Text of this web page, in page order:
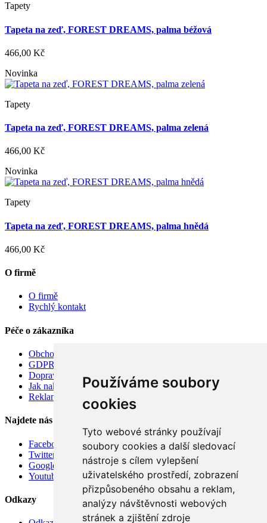
Používáme soubory
cookies
Tyto webové stránky používají
soubory cookies a další sledovací
nástroje s cílem vylepšení
uživatelského prostředí, zobrazení
přizpůsobeného obsahu a reklam,
analýzy návštěvnosti webových
stránek a zjištění zdroje
Tapety
Tapeta na zeď, FOREST DREAMS, palma béžová
466,00 Kč
Novinka
Tapety
Tapeta na zeď, FOREST DREAMS, palma zelená
466,00 Kč
Novinka
Tapety
Tapeta na zeď, FOREST DREAMS, palma hnědá
466,00 Kč
O firmě
O firmě
Rychlý kontakt
Péče o zákazníka
Obchodní podmínky
GDPR
Doprava
Jak nakupovat
Reklamace
Najdete nás
Facebook
Twitter
Google
Youtube
Odkazy